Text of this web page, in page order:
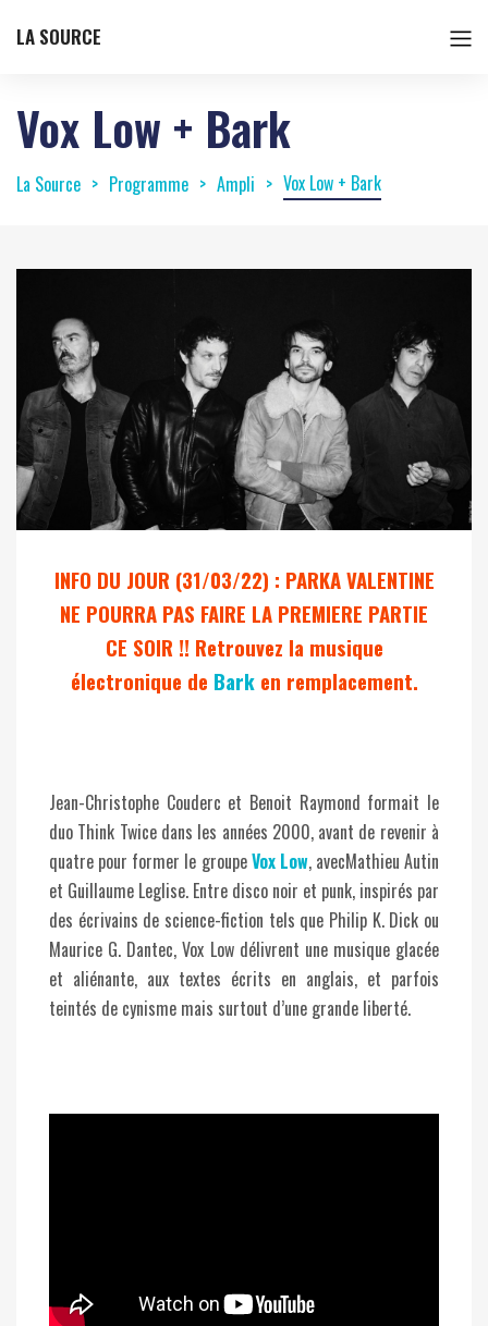
LA SOURCE
Vox Low + Bark
La Source Programme Ampli Vox Low + Bark
INFO DU JOUR (31/03/22) : PARKA VALENTINE
NE POURRA PAS FAIRE LA PREMIERE PARTIE
CE SOIR !! Retrouvez la musique
électronique de Barken remplacement.
Jean-Christophe Couderc et Benoit Raymond formait le
duo Think Twice dans les années 2000, avant de revenir à
quatre pour former le groupeVox Low, avecMathieu Autin
et Guillaume Leglise. Entre disco noir et punk, inspirés par
des écrivains de science-fiction tels que Philip K. Dick ou
Maurice G. Dantec, Vox Low délivrent une musique glacée
et aliénante, aux textes écrits en anglais, et parfois
teintés de cynisme mais surtout d’une grande liberté.